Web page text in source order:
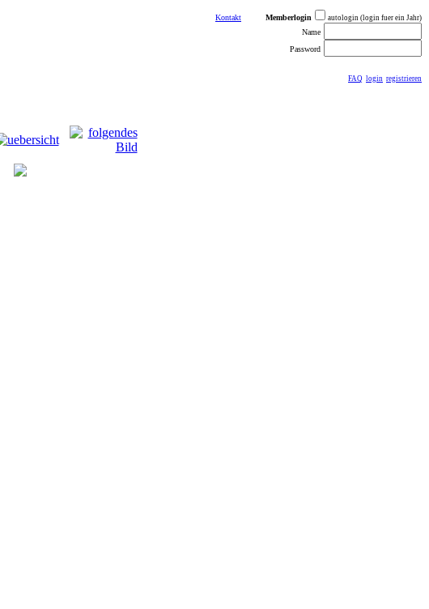
Kontakt Memberlogin autologin (login fuer ein Jahr)
Name
Password
FAQ login registrieren